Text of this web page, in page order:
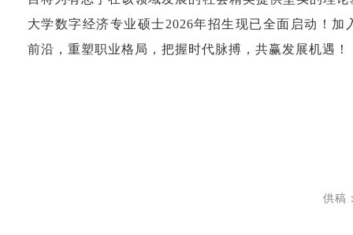
大学数字经济专业硕士2026年招生现已全面启动！加
前沿，重塑职业格局，把握时代脉搏，共赢发展机遇！
供稿